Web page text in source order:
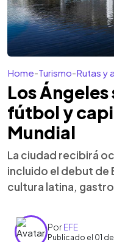
Home-Turismo-Rutas y
Los
fútbol y
Mundial
La ciudad recibirá
incluido el debut de
cultura latina,
PorEFE
Publicado el 01